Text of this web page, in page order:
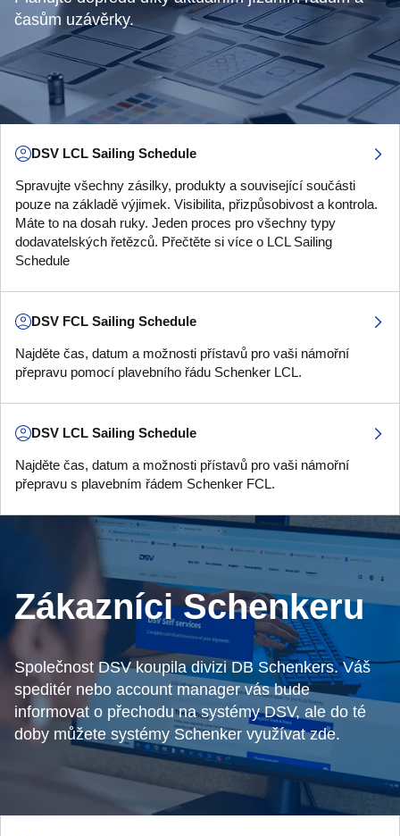
časům uzávěrky.
DSV LCL Sailing Schedule
Spravujte všechny zásilky, produkty a související součásti
pouze na základě výjimek. Visibilita, přizpůsobivost a kontrola.
Máte to na dosah ruky. Jeden proces pro všechny typy
dodavatelských řetězců. Přečtěte si více o LCL Sailing
Schedule
DSV FCL Sailing Schedule
Najděte čas, datum a možnosti přístavů pro vaši námořní
přepravu pomocí plavebního řádu Schenker LCL.
DSV LCL Sailing Schedule
Najděte čas, datum a možnosti přístavů pro vaši námořní
přepravu s plavebním řádem Schenker FCL.
Zákazníci Schenkeru
Společnost DSV koupila divizi DB Schenkers. Váš
speditér nebo account manager vás bude
informovat o přechodu na systémy DSV, ale do té
doby můžete systémy Schenker využívat zde.